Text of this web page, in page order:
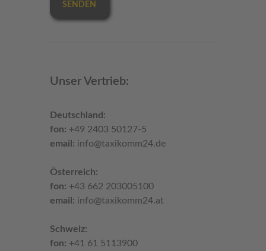
SENDEN
Unser Vertrieb:
Deutschland:
fon: +49 2403 50127-5
email: info@taxikomm24.de
Österreich:
fon: +43 662 203005100
email: info@taxikomm24.at
Schweiz:
fon: +41 61 5113900